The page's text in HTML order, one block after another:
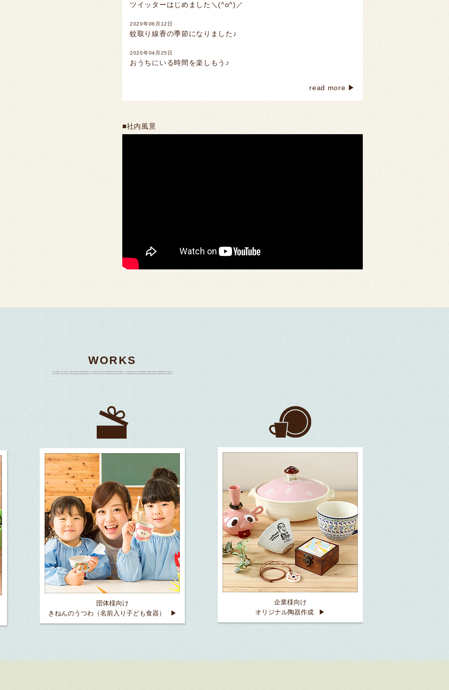
ツイッターはじめました＼(^o^)／
2020年06月12日
蚊取り線香の季節になりました♪
2020年04月25日
おうちにいる時間を楽しもう♪
read more ▶
■社内風景
WORKS
団体様向け
きねんのうつわ（名前入り子ども食器）
企業様向け
オリジナル陶器作成